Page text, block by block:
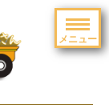
メニュー